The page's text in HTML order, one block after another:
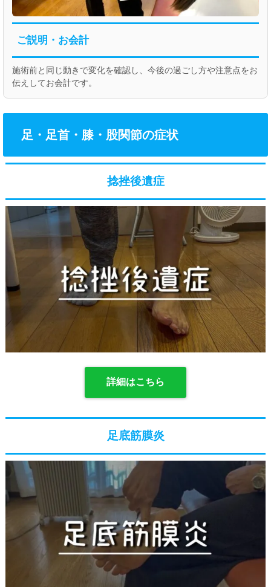
ご説明・お会計
施術前と同じ動きで変化を確認し、今後の過ごし方や注意点をお
伝えしてお会計です。
足・足首・膝・股関節の症状
捻挫後遺症
詳細はこちら
足底筋膜炎